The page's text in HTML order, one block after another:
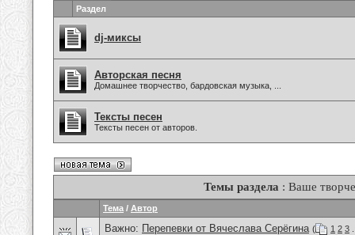
Раздел
dj-миксы
Авторская песня
Домашнее творчество, бардовская музыка, ...
Тексты песен
Тексты песен от авторов.
Темы раздела : Ваше
Тема / Автор
Важно: Перепевки от Вячеслава Серёгина ( 1 2 3